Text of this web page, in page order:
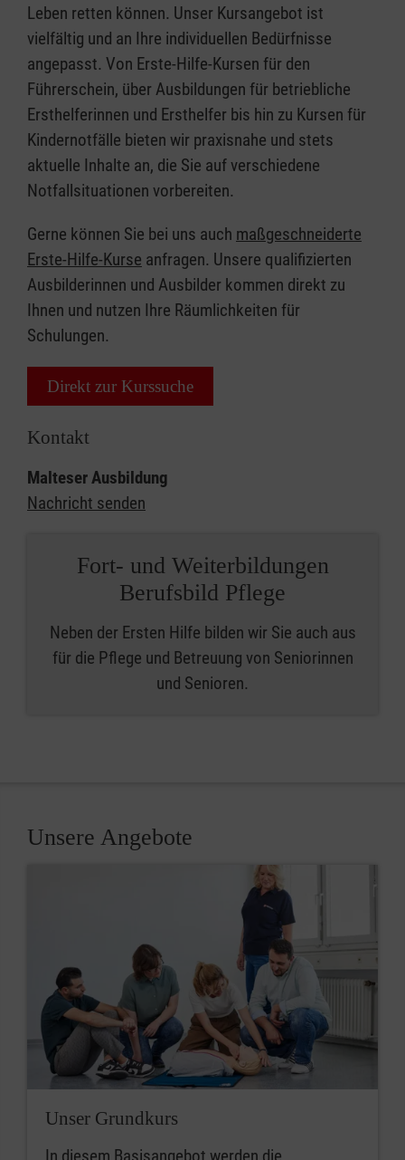
Leben retten können. Unser Kursangebot ist
vielfältig und an Ihre individuellen Bedürfnisse
angepasst. Von Erste-Hilfe-Kursen für den
Führerschein, über Ausbildungen für betriebliche
Ersthelferinnen und Ersthelfer bis hin zu Kursen für
Kindernotfälle bieten wir praxisnahe und stets
aktuelle Inhalte an, die Sie auf verschiedene
Notfallsituationen vorbereiten.
Gerne können Sie bei uns auch maßgeschneiderte
Erste-Hilfe-Kurse anfragen. Unsere qualifizierten
Ausbilderinnen und Ausbilder kommen direkt zu
Ihnen und nutzen Ihre Räumlichkeiten für
Schulungen.
Direkt zur Kurssuche
Kontakt
Malteser Ausbildung
Nachricht senden
Fort- und Weiterbildungen
Berufsbild Pflege
Neben der Ersten Hilfe bilden wir Sie auch aus
für die Pflege und Betreuung von Seniorinnen
und Senioren.
Unsere Angebote
Unser Grundkurs
In diesem Basisangebot werden die